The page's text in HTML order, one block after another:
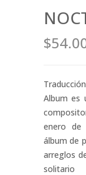
Album es
enero de
álbum de
arreglos
solitario